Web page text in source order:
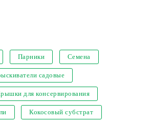
Парники Семена
садовые
для консервирования
Кокосовый субстрат